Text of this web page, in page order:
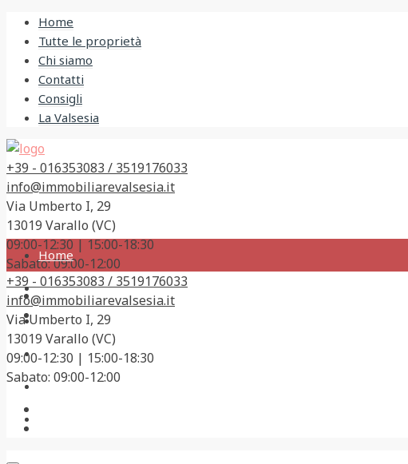
Home
Tutte le proprietà
Chi siamo
Contatti
Consigli
La Valsesia
+39 - 016353083 / 3519176033
info@immobiliarevalsesia.it
Via Umberto I, 29
13019 Varallo (VC)
09:00-12:30 | 15:00-18:30
Sabato: 09:00-12:00
Home
Tutte le proprietà
Chi siamo
Contatti
Consigli
+39 - 016353083 / 3519176033
info@immobiliarevalsesia.it
Via Umberto I, 29
13019 Varallo (VC)
09:00-12:30 | 15:00-18:30
Sabato: 09:00-12:00